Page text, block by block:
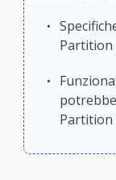
Partition
Partition